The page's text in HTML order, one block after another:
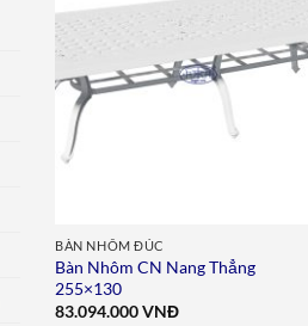
BÀN NHÔM ĐÚC
Bàn Nhôm CN Nang Thẳng
255×130
83.094.000VNĐ